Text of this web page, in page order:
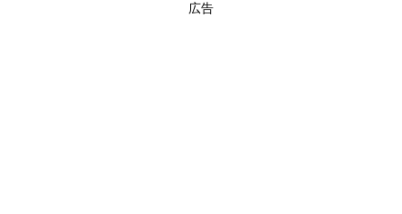
広告